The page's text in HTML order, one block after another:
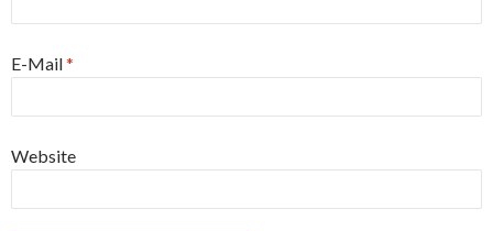
E-Mail*
Website